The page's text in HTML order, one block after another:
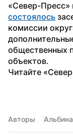
состоялось
комиссии
общественных
объектов.
Читайте
Авторы